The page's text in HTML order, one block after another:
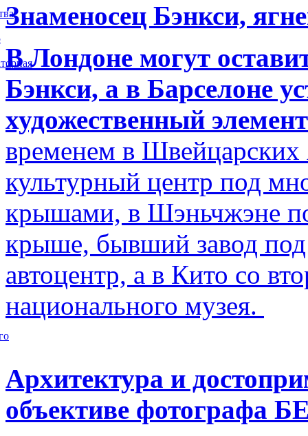
Знаменосец Бэнкси,
В Лондоне могут
Бэнкси, а в Барселоне
художественный
временем в Швейцарских
культурный центр под
крышами, в Шэньчжэне
крыше, бывший завод
автоцентр, а в Кито со
национального музея.
Архитектура и
объективе фотографа